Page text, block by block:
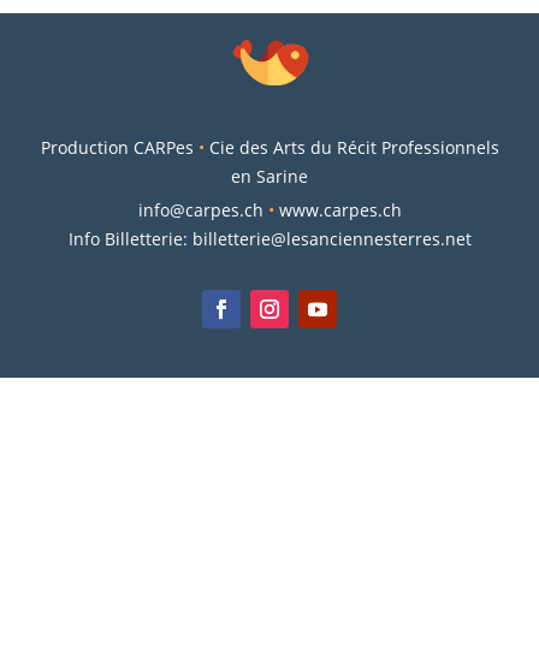
Production CARPes • Cie des Arts du Récit Professionnels
en Sarine
info@carpes.ch • www.carpes.ch
Info Billetterie: billetterie@lesanciennesterres.net